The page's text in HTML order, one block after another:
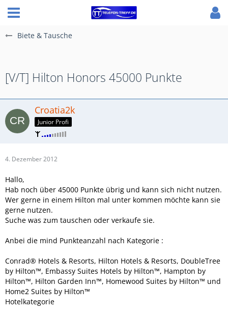
Biete & Tausche
[V/T] Hilton Honors 45000 Punkte
Croatia2k
Junior Profi
4. Dezember 2012
Hallo,
Hab noch über 45000 Punkte übrig und kann sich nicht nutzen.
Wer gerne in einem Hilton mal unter kommen möchte kann sie
gerne nutzen.
Suche was zum tauschen oder verkaufe sie.
Anbei die mind Punkteanzahl nach Kategorie :
Conrad® Hotels & Resorts, Hilton Hotels & Resorts, DoubleTree
by Hilton™, Embassy Suites Hotels by Hilton™, Hampton by
Hilton™, Hilton Garden Inn™, Homewood Suites by Hilton™ und
Home2 Suites by Hilton™
Hotelkategorie